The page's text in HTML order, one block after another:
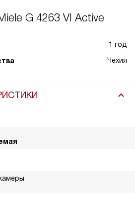
G 4263 VI Active
1 год
Чехия